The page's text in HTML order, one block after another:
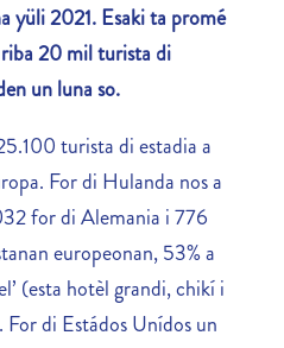
yüli 2021. Esaki ta promé
20 mil turista di
un luna so.
turista di estadia a
For di Hulanda nos a
for di Alemania i 776
europeonan, 53% a
(esta hotèl grandi, chikí i
di Estádos Unídos un